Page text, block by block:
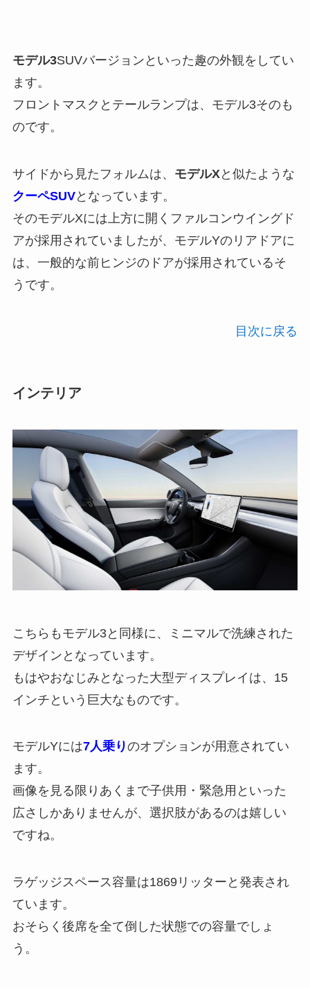
モデル3SUVバージョンといった趣の外観をしてい
ます。
フロントマスクとテールランプは、モデル3そのも
のです。
サイドから見たフォルムは、 モデルXと似たような
クーペSUVとなっています。
そのモデルXには上方に開くファルコンウイングド
アが採用されていましたが、モデルYのリアドアに
は、一般的な前ヒンジのドアが採用されているそ
うです。
目次に戻る
インテリア
こちらもモデル3と同様に、ミニマルで洗練された
デザインとなっています。
もはやおなじみとなった大型ディスプレイは、15
インチという巨大なものです。
モデルYには7人乗りのオプションが用意されてい
ます。
画像を見る限りあくまで子供用・緊急用といった
広さしかありませんが、選択肢があるのは嬉しい
ですね。
ラゲッジスペース容量は1869リッターと発表され
ています。
おそらく後席を全て倒した状態での容量でしょ
う。